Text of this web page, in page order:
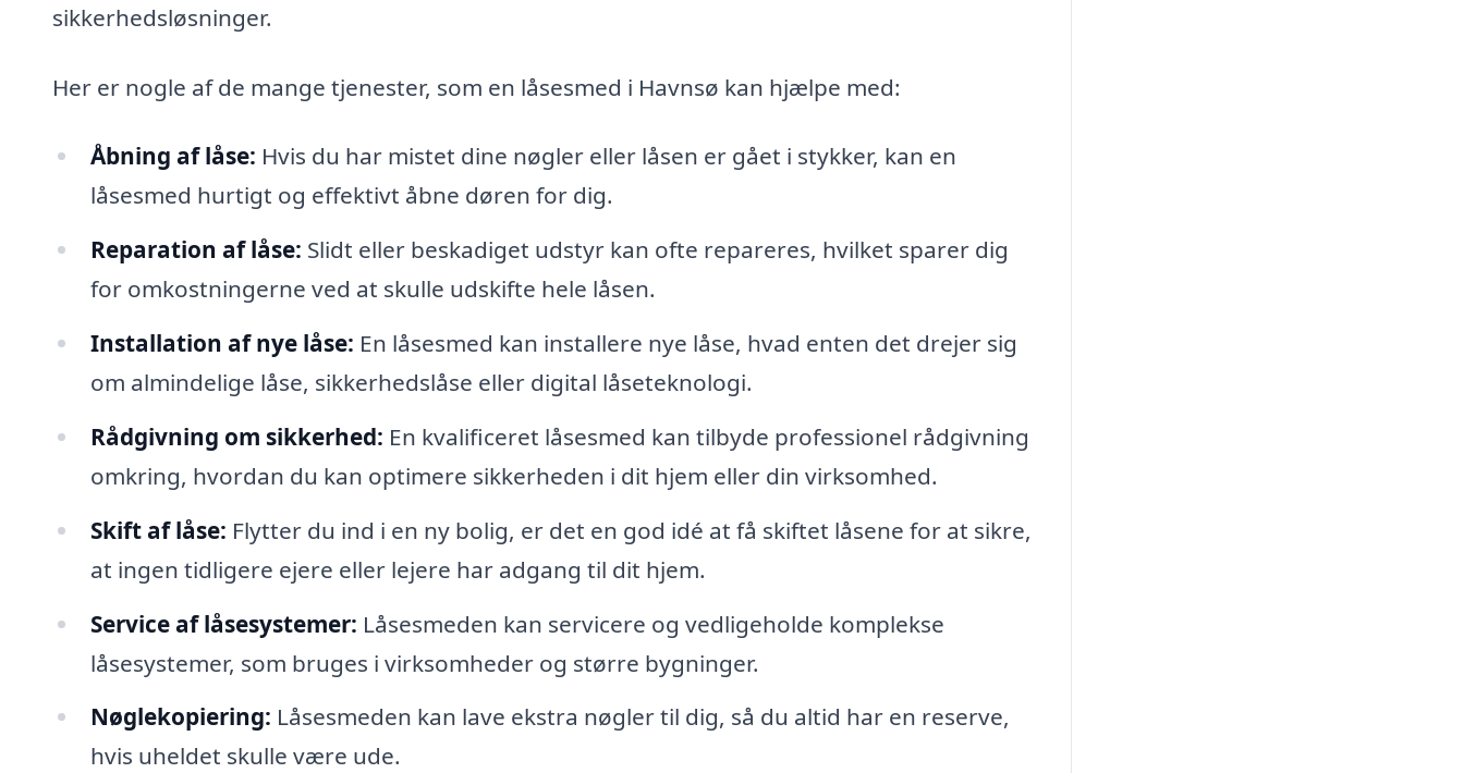
sikkerhedsløsninger.
Her er nogle af de mange tjenester, som en låsesmed i Havnsø kan hjælpe med:
Åbning af låse: Hvis du har mistet dine nøgler eller låsen er gået i stykker, kan en
låsesmed hurtigt og effektivt åbne døren for dig.
Reparation af låse: Slidt eller beskadiget udstyr kan ofte repareres, hvilket sparer dig
for omkostningerne ved at skulle udskifte hele låsen.
Installation af nye låse: En låsesmed kan installere nye låse, hvad enten det drejer sig
om almindelige låse, sikkerhedslåse eller digital låseteknologi.
Rådgivning om sikkerhed: En kvalificeret låsesmed kan tilbyde professionel rådgivning
omkring, hvordan du kan optimere sikkerheden i dit hjem eller din virksomhed.
Skift af låse: Flytter du ind i en ny bolig, er det en god idé at få skiftet låsene for at sikre,
at ingen tidligere ejere eller lejere har adgang til dit hjem.
Service af låsesystemer: Låsesmeden kan servicere og vedligeholde komplekse
låsesystemer, som bruges i virksomheder og større bygninger.
Nøglekopiering: Låsesmeden kan lave ekstra nøgler til dig, så du altid har en reserve,
hvis uheldet skulle være ude.